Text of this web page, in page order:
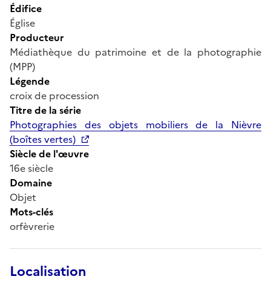
Édifice
Église
Producteur
Médiathèque du patrimoine et de la photographie
(MPP)
Légende
croix de procession
Titre de la série
Photographies des objets mobiliers de la Nièvre
(boîtes vertes)
Siècle de l'œuvre
16e siècle
Domaine
Objet
Mots-clés
orfèvrerie
Localisation